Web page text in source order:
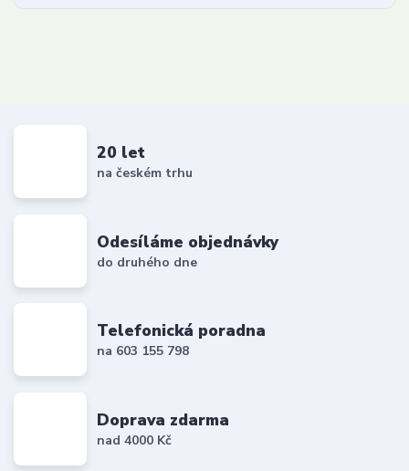
20 let
na českém trhu
Odesíláme objednávky
do druhého dne
Telefonická poradna
na 603 155 798
Doprava zdarma
nad 4000 Kč